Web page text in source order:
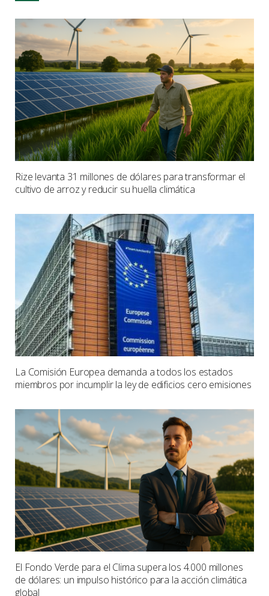
Rize levanta 31 millones de dólares para transformar el
cultivo de arroz y reducir su huella climática
La Comisión Europea demanda a todos los estados
miembros por incumplir la ley de edificios cero emisiones
El Fondo Verde para el Clima supera los 4.000 millones
de dólares: un impulso histórico para la acción climática
global